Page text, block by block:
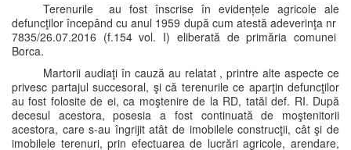
Terenurile au fost înscrise în evidențele agricole ale
defuncţilor începând cu anul 1959 după cum atestă adeverinţa nr
7835/26.07.2016 (f.154 vol. I) eliberată de primăria comunei
Borca.
Martorii audiaţi în cauză au relatat , printre alte aspecte ce
privesc partajul succesoral, şi că terenurile ce aparţin defuncţilor
au fost folosite de ei, ca moştenire de la RD, tatăl def. RI. După
decesul acestora, posesia a fost continuată de moştenitorii
acestora, care s-au îngrijit atât de imobilele construcţii, cât şi de
imobilele terenuri, prin efectuarea de lucrări agricole, arendare,